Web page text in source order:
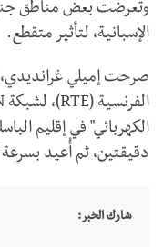
وتعرضت بعض مناطق
الإسبانية، لتأثير متقطع.
صرحت إميلي غرانديدي،
الكهربائي" في إقليم
دقيقتين، ثم أُعيد بسرعة
شارك الخبر: